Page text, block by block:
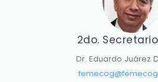
2do.
Dr. Eduardo Juárez